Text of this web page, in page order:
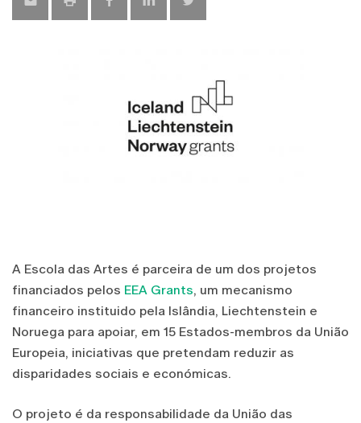
A Escola das Artes é parceira de um dos projetos
financiados pelos EEA Grants, um mecanismo
financeiro instituido pela Islândia, Liechtenstein e
Noruega para apoiar, em 15 Estados-membros da União
Europeia, iniciativas que pretendam reduzir as
disparidades sociais e económicas.
O projeto é da responsabilidade da União das